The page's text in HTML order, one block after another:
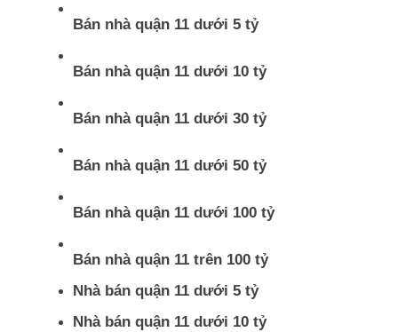
Bán nhà quận 11 dưới 5 tỷ
Bán nhà quận 11 dưới 10 tỷ
Bán nhà quận 11 dưới 30 tỷ
Bán nhà quận 11 dưới 50 tỷ
Bán nhà quận 11 dưới 100 tỷ
Bán nhà quận 11 trên 100 tỷ
Nhà bán quận 11 dưới 5 tỷ
Nhà bán quận 11 dưới 10 tỷ